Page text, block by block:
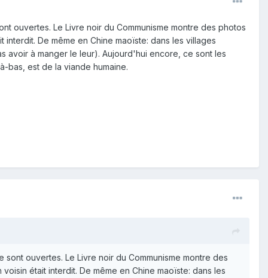
ouvertes. Le Livre noir du Communisme montre des photos
De même en Chine maoïste: dans les villages
avoir à manger le leur). Aujourd'hui encore, ce sont les
bas, est de la viande humaine.
ouvertes. Le Livre noir du Communisme montre des
était interdit. De même en Chine maoïste: dans les